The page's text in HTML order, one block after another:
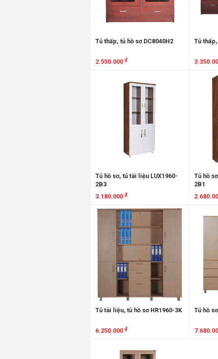
Tủ thấp, tủ hồ sơ DC8040H2
2.550.000 ₫
Tủ
Xem
Tủ hồ sơ, tủ tài liệu LUX1960-
2B3
3.180.000 ₫
Xem chi tiết
Tủ hồ
2B1
Tủ tài liệu, tủ hồ sơ HR1960-3K
6.250.000 ₫
Tủ hồ